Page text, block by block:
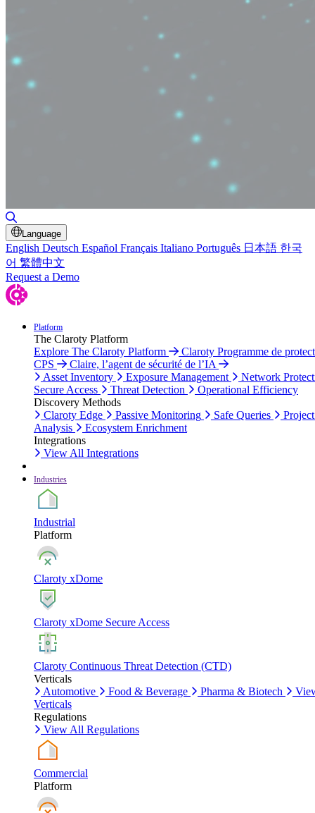
Language
English Deutsch Español Français Italiano Português 日本語 한국
어 繁體中文
Request a Demo
Platform
The Claroty Platform
Explore The Claroty Platform
Claroty Programme de
CPS
Claire, l’agent de sécurité de l’IA
Asset Inventory
Exposure Management
Network
Secure Access
Threat Detection
Operational Efficiency
Discovery Methods
Claroty Edge
Passive Monitoring Safe Queries
Analysis
Ecosystem Enrichment
Integrations
View All Integrations
Industries
Industrial
Platform
Claroty xDome
Claroty xDome Secure Access
Claroty Continuous Threat Detection (CTD)
Verticals
Automotive
Food & Beverage Pharma & Biotech
Verticals
Regulations
View All Regulations
Commercial
Platform